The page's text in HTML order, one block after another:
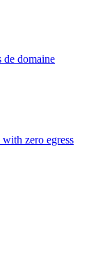
de domaine
zero egress